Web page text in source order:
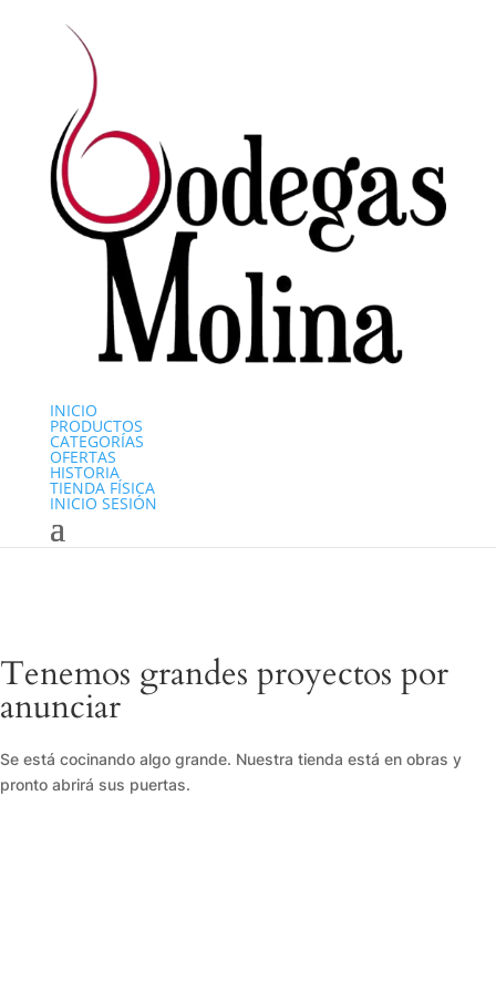
INICIO
PRODUCTOS
CATEGORÍAS
OFERTAS
HISTORIA
TIENDA FÍSICA
INICIO SESIÓN
Tenemos grandes proyectos por
anunciar
Se está cocinando algo grande. Nuestra tienda está en obras y
pronto abrirá sus puertas.